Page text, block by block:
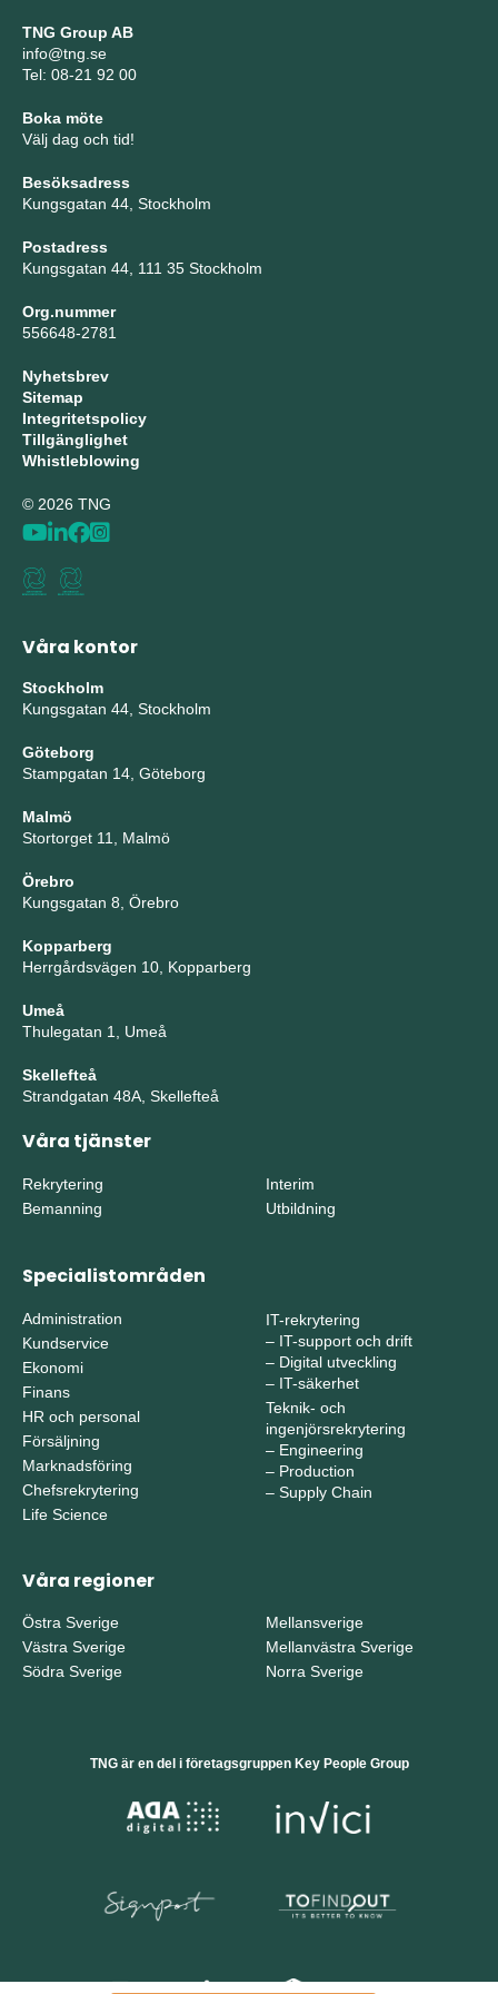
TNG Group AB
info@tng.se
Tel: 08-21 92 00
Boka möte
Välj dag och tid!
Besöksadress
Kungsgatan 44, Stockholm
Postadress
Kungsgatan 44, 111 35 Stockholm
Org.nummer
556648-2781
Nyhetsbrev
Sitemap
Integritetspolicy
Tillgänglighet
Whistleblowing
© 2026 TNG
Våra kontor
Stockholm
Kungsgatan 44, Stockholm
Göteborg
Stampgatan 14, Göteborg
Malmö
Stortorget 11, Malmö
Örebro
Kungsgatan 8, Örebro
Kopparberg
Herrgårdsvägen 10, Kopparberg
Umeå
Thulegatan 1, Umeå
Skellefteå
Strandgatan 48A, Skellefteå
Våra tjänster
Rekrytering
Bemanning
Interim
Utbildning
Specialistområden
Administration
Kundservice
Ekonomi
Finans
HR och personal
Försäljning
Marknadsföring
Chefsrekrytering
Life Science
IT-rekrytering
– IT-support och drift
– Digital utveckling
– IT-säkerhet
Teknik- och
ingenjörsrekrytering
– Engineering
– Production
– Supply Chain
Våra regioner
Östra Sverige
Västra Sverige
Södra Sverige
Mellansverige
Mellanvästra Sverige
Norra Sverige
TNG är en del i företagsgruppen Key People Group